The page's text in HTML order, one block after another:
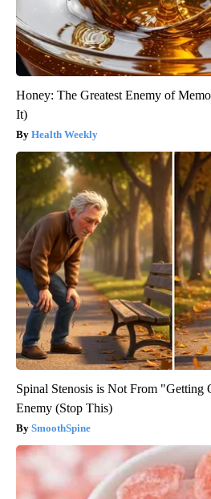
Honey: The Greatest Enemy of
It)
Health Weekly
Spinal Stenosis is Not From "Getting
Enemy (Stop This)
SmoothSpine